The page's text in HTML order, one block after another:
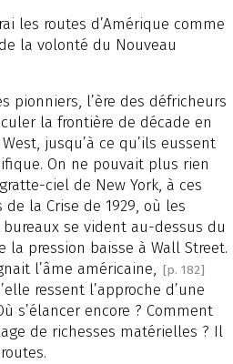
les routes d’Amérique comme
la volonté du Nouveau
pionniers, l’ère des défricheurs
la frontière de décade en
jusqu’à ce qu’ils eussent
On ne pouvait plus rien
ciel de New York, à ces
la Crise de 1929, où les
se vident au-dessus du
la pression baisse à Wall Street.
l’âme américaine, [p. 182]
ressent l’approche d’une
s’élancer encore ? Comment
de richesses matérielles ? Il